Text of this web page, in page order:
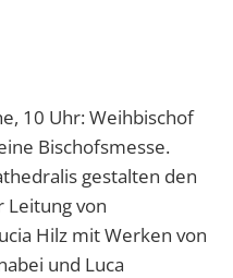
10 Uhr: Weihbischof
Bischofsmesse.
gestalten den
Leitung von
Hilz mit Werken von
und Luca